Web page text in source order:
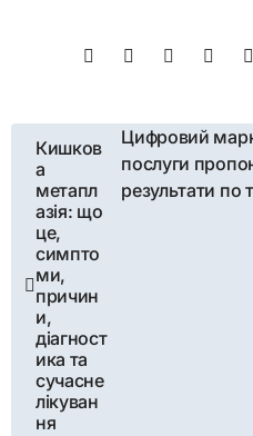
Навігація
записів
Кишков
а
метапл
азія: що
це,
симпто
ми,
причин
и,
діагност
ика та
сучасне
лікуван
ня
Цифровий
послуги
результати по